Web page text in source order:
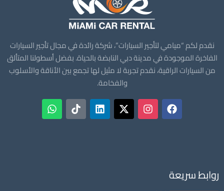
نقدم لكم “ميامي لتأجير السيارات”، شركة رائدة في مجال تأجير السيارات
الفاخرة الموجودة في مدينة دبي النابضة بالحياة. بفضل أسطولنا المتألق
من السيارات الراقية، نقدم تجربة لا مثيل لها تجمع بين الأناقة والأسلوب
والفخامة.
روابط سريعة